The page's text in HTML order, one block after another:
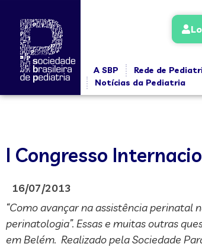
A SBP Rede de
Notícias da Pediatria
I Congresso
16/07/2013
“Como avançar na assistência perinatal
perinatologia”. Essas e muitas outras
em Belém. Realizado pela Sociedade